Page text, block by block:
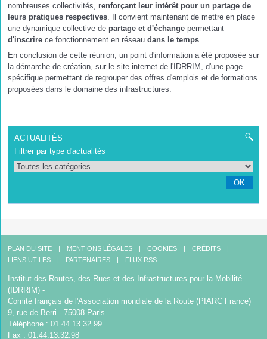
nombreuses collectivités, renforçant leur intérêt pour un partage de
leurs pratiques respectives. Il convient maintenant de mettre en place
une dynamique collective de partage et d'échange permettant
d'inscrire ce fonctionnement en réseau dans le temps.
En conclusion de cette réunion, un point d'information a été proposée sur
la démarche de création, sur le site internet de l'IDRRIM, d'une page
spécifique permettant de regrouper des offres d'emplois et de formations
proposées dans le domaine des infrastructures.
ACTUALITÉS
Filtrer par type d'actualités
OK
PLAN DU SITE MENTIONS LÉGALES COOKIES
CRÉDITS
LIENS UTILES
PARTENAIRES FLUX RSS
Institut des Routes, des Rues et des Infrastructures pour la Mobilité
(IDRRIM) -
Comité français de l'Association mondiale de la Route (PIARC France)
9, rue de Berri - 75008 Paris
Téléphone : 01.44.13.32.99
Fax : 01.44.13.32.98